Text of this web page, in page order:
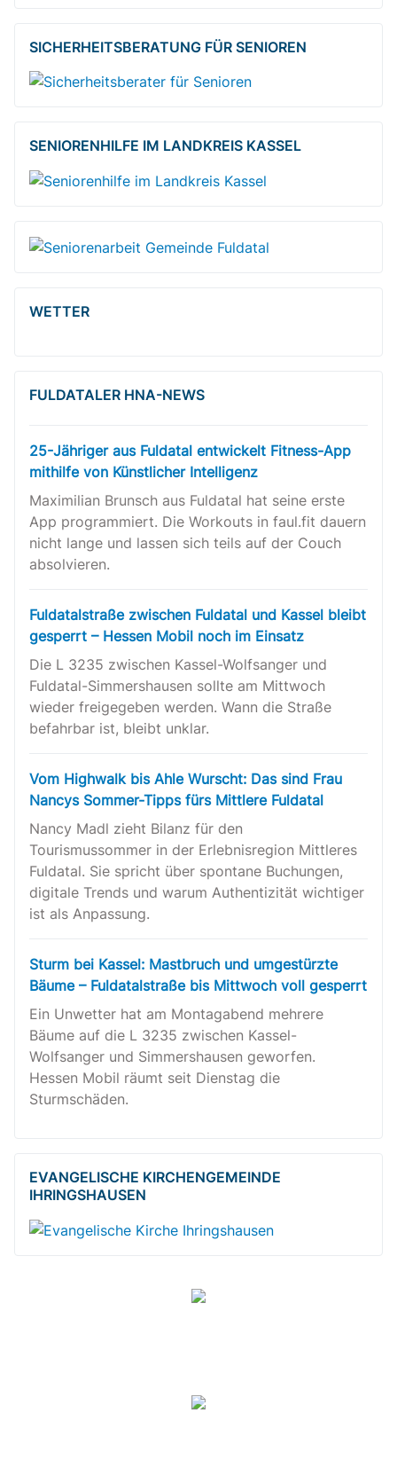
SICHERHEITSBE­RATUNG FÜR SENIOREN
SENIORENHILFE IM LANDKREIS KASSEL
WETTER
FULDATALER HNA-NEWS
25-Jähriger aus Fuldatal entwickelt Fitness-App
mithilfe von Künstlicher Intelligenz
Maximilian Brunsch aus Fuldatal hat seine erste
App programmiert. Die Workouts in faul.fit dauern
nicht lange und lassen sich teils auf der Couch
absolvieren.
Fuldatalstraße zwischen Fuldatal und Kassel bleibt
gesperrt – Hessen Mobil noch im Einsatz
Die L 3235 zwischen Kassel-Wolfsanger und
Fuldatal-Simmershausen sollte am Mittwoch
wieder freigegeben werden. Wann die Straße
befahrbar ist, bleibt unklar.
Vom Highwalk bis Ahle Wurscht: Das sind Frau
Nancys Sommer-Tipps fürs Mittlere Fuldatal
Nancy Madl zieht Bilanz für den
Tourismussommer in der Erlebnisregion Mittleres
Fuldatal. Sie spricht über spontane Buchungen,
digitale Trends und warum Authentizität wichtiger
ist als Anpassung.
Sturm bei Kassel: Mastbruch und umgestürzte
Bäume – Fuldatalstraße bis Mittwoch voll gesperrt
Ein Unwetter hat am Montagabend mehrere
Bäume auf die L 3235 zwischen Kassel-
Wolfsanger und Simmershausen geworfen.
Hessen Mobil räumt seit Dienstag die
Sturmschäden.
EVANGELISCHE KIRCHENGEMEINDE
IHRINGSHAUSEN